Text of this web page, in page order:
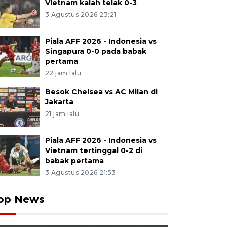
Vietnam kalah telak 0-3
3 Agustus 2026 23:21
Piala AFF 2026 - Indonesia vs
Singapura 0-0 pada babak
pertama
22 jam lalu
Besok Chelsea vs AC Milan di
Jakarta
21 jam lalu
Piala AFF 2026 - Indonesia vs
Vietnam tertinggal 0-2 di
babak pertama
3 Agustus 2026 21:53
News